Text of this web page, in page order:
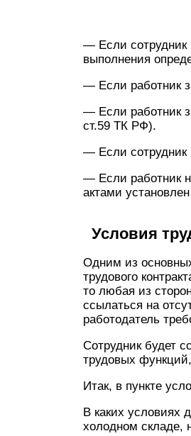
— Если сотрудник
выполнения
— Если работник
— Если работник
ст.59 ТК РФ).
— Если сотрудник
— Если работник
актами
Условия
Одним из
трудового
то любая из
ссылаться на
работодатель
Сотрудник будет
трудовых
Итак, в пункте
В каких условиях
холодном складе,